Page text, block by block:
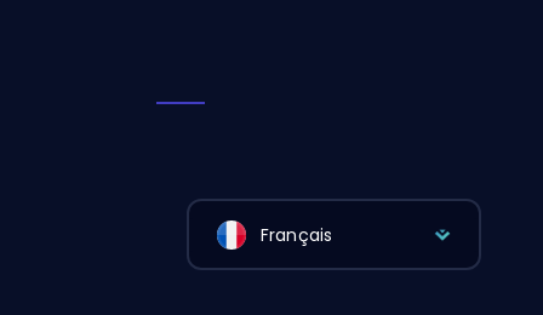
Français